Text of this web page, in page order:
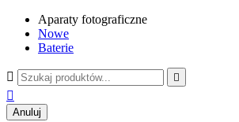
Aparaty fotograficzne
Nowe
Baterie
 

Anuluj